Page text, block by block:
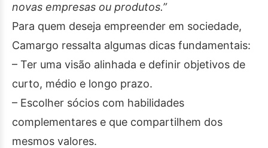
novas empresas ou produtos.”
Para quem deseja empreender em sociedade,
Camargo ressalta algumas dicas fundamentais:
– Ter uma visão alinhada e definir objetivos de
curto, médio e longo prazo.
– Escolher sócios com habilidades
complementares e que compartilhem dos
mesmos valores.